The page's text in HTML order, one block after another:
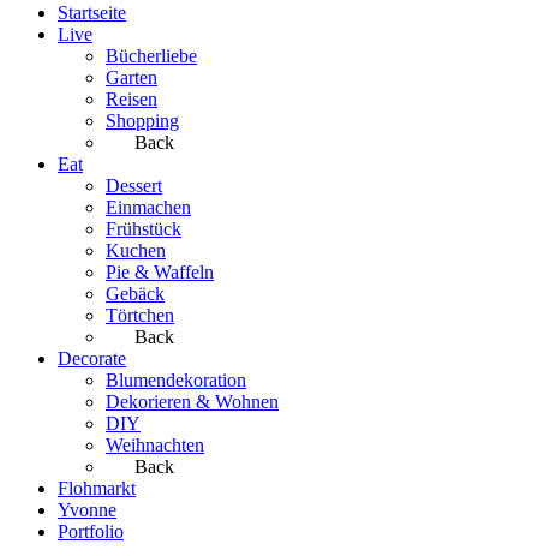
Startseite
Live
Bücherliebe
Garten
Reisen
Shopping
Back
Eat
Dessert
Einmachen
Frühstück
Kuchen
Pie & Waffeln
Gebäck
Törtchen
Back
Decorate
Blumendekoration
Dekorieren & Wohnen
DIY
Weihnachten
Back
Flohmarkt
Yvonne
Portfolio